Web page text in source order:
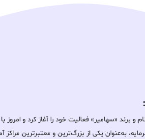
به‌عنوان یکی از بزرگ‌ترین و معتبرترین مراکز
فعالیت می‌کند.